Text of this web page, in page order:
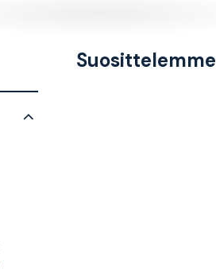
Suosittelemme